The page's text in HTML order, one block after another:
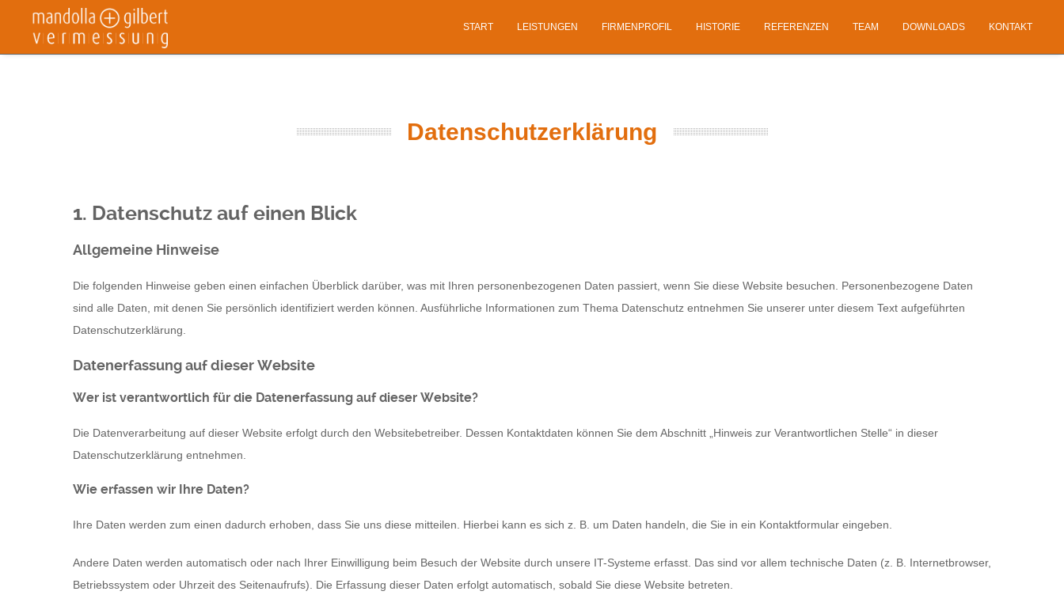
START LEISTUNGEN FIRMENPROFIL HISTORIE REFERENZEN TEAM DOWNLOADS KONTAKT
Datenschutzerklärung
1. Datenschutz auf einen Blick
Allgemeine Hinweise
Die folgenden Hinweise geben einen einfachen Überblick darüber, was mit Ihren personenbezogenen Daten passiert, wenn Sie diese Website besuchen. Personenbezogene Daten
sind alle Daten, mit denen Sie persönlich identifiziert werden können. Ausführliche Informationen zum Thema Datenschutz entnehmen Sie unserer unter diesem Text aufgeführten
Datenschutzerklärung.
Datenerfassung auf dieser Website
Wer ist verantwortlich für die Datenerfassung auf dieser Website?
Die Datenverarbeitung auf dieser Website erfolgt durch den Websitebetreiber. Dessen Kontaktdaten können Sie dem Abschnitt „Hinweis zur Verantwortlichen Stelle“ in dieser
Datenschutzerklärung entnehmen.
Wie erfassen wir Ihre Daten?
Ihre Daten werden zum einen dadurch erhoben, dass Sie uns diese mitteilen. Hierbei kann es sich z. B. um Daten handeln, die Sie in ein Kontaktformular eingeben.
Andere Daten werden automatisch oder nach Ihrer Einwilligung beim Besuch der Website durch unsere IT-Systeme erfasst. Das sind vor allem technische Daten (z. B. Internetbrowser,
Betriebssystem oder Uhrzeit des Seitenaufrufs). Die Erfassung dieser Daten erfolgt automatisch, sobald Sie diese Website betreten.